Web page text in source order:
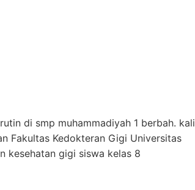
di smp muhammadiyah 1 berbah. kali
Fakultas Kedokteran Gigi Universitas
kesehatan gigi siswa kelas 8